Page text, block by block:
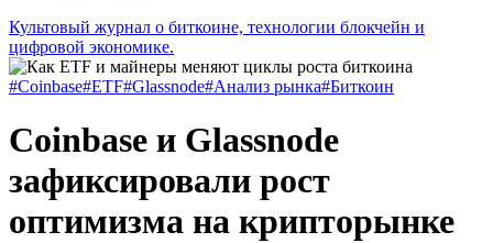
Культовый журнал о биткоине, технологии блокчейн и
цифровой экономике.
#Coinbase#ETF#Glassnode#Анализ рынка#Биткоин
Coinbase и Glassnode
зафиксировали рост
оптимизма на крипторынке